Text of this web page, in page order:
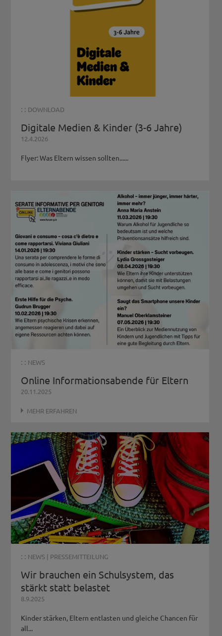
: : DOWNLOAD
Digitale Medien & Kinder (3-6 Jahre)
12.4.2026
Flyer: Was Eltern wissen sollten......
: : NEWS
Online Informationsabende für Eltern
20.11.2025
MEHR ERFAHREN
: : NEWS | PRESSEMITTEILUNG
Wir brauchen ein Schulsystem, das
stärkt statt belastet
8.9.2025
Kinder stärken, Eltern entlasten und gleiche Chancen für
all...